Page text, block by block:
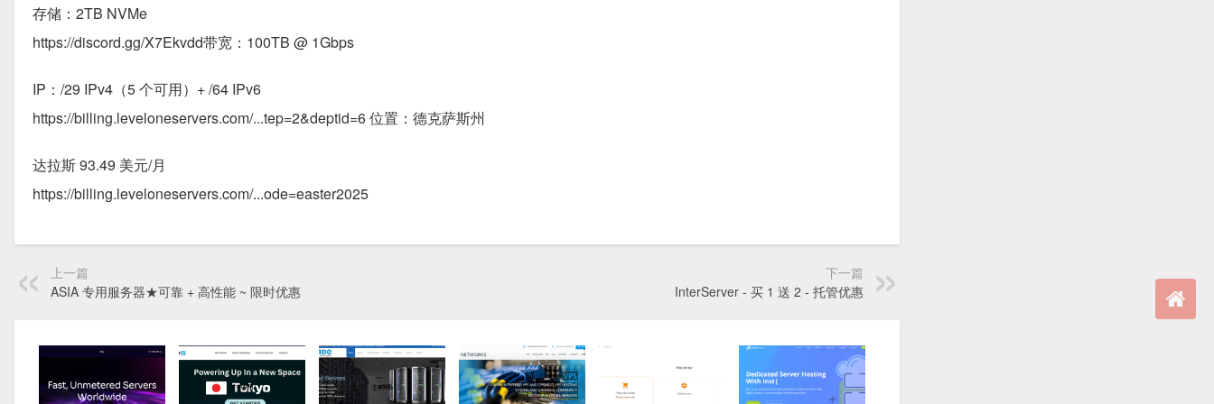
存储：2TB NVMe
https://discord.gg/X7Ekvdd带宽：100TB @ 1Gbps
IP：/29 IPv4（5 个可用）+ /64 IPv6
https://billing.leveloneservers.com/...tep=2&deptid=6 位置：德克萨斯州
达拉斯 93.49 美元/月
https://billing.leveloneservers.com/...ode=easter2025
上一篇
ASIA 专用服务器★可靠 + 高性能 ~ 限时优惠
下一篇
InterServer - 买 1 送 2 - 托管优惠